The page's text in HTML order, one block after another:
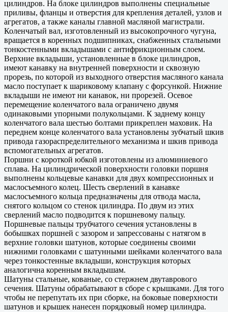
цилиндров. На блоке цилиндров выполнены специальные
приливы, фланцы и отверстия для крепления деталей, узлов и
агрегатов, а также каналы главной масляной магистрали.
Коленчатый вал, изготовленный из высокопрочного чугуна,
вращается в коренных подшипниках, снабженных стальными
тонкостенными вкладышами с антифрикционным слоем.
Верхние вкладыши, установленные в блоке цилиндров,
имеют канавку на внутренней поверхности и сквозную
прорезь, по которой из выходного отверстия масляного канала
масло поступает к шариковому клапану с форсункой. Нижние
вкладыши не имеют ни канавок, ни прорезей. Осевое
перемещение коленчатого вала ограничено двумя
одинаковыми упорными полукольцами. К заднему концу
коленчатого вала шестью болтами прикреплен маховик. На
переднем конце коленчатого вала установлены зубчатый шкив
привода газораспределительного механизма и шкив привода
вспомогательных агрегатов.
Поршни с короткой юбкой изготовлены из алюминиевого
сплава. На цилиндрической поверхности головки поршня
выполнены кольцевые канавки для двух компрессионных и
маслосъемного колец. Шесть сверлений в канавке
маслосъемного кольца предназначены для отвода масла,
снятого кольцом со стенок цилиндра. По двум из этих
сверлений масло подводится к поршневому пальцу.
Поршневые пальцы трубчатого сечения установлены в
бобышках поршней с зазором и запрессованы с натягом в
верхние головки шатунов, которые соединены своими
нижними головками с шатунными шейками коленчатого вала
через тонкостенные вкладыши, конструкция которых
аналогична коренным вкладышам.
Шатуны стальные, кованые, со стержнем двутаврового
сечения. Шатуны обрабатывают в сборе с крышками. Для того
чтобы не перепутать их при сборке, на боковые поверхности
шатунов и крышек нанесен порядковый номер цилиндра.